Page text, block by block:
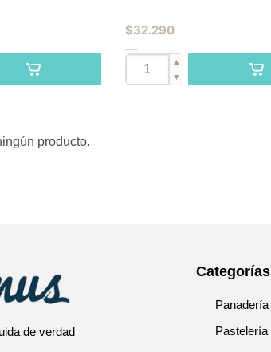
$32.290
▲
▼
producto.
de verdad
Categorías
Panadería
Pastelería